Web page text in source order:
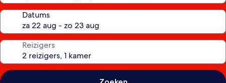
Datums
Reizigers